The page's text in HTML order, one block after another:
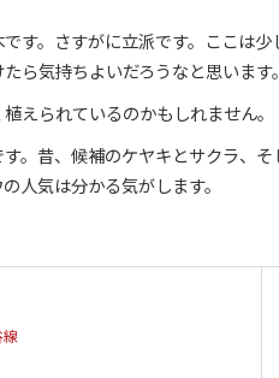
す。さすがに立派です。ここは
ら気持ちよいだろうなと思います。
えられているのかもしれません。
。昔、候補のケヤキとサクラ、
人気は分かる気がします。